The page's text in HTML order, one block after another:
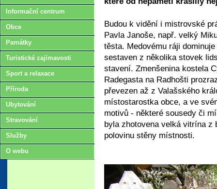
Informační centrum
Obce
Památky
Turistické zajímavosti
Sport a relaxace
Příroda
Ubytování
Stravování
Služby
O webu
Budou k vidění i mistrovské
Pavla Janoše, např. velký
těsta. Medovému ráji
sestaven z několika stovek
stavení. Zmenšenina kostela
Radegasta na Radhošti
převezen až z Valašského
místostarostka obce, a ve
motivů - některé sousedy či
byla zhotovena velká vitrína
polovinu stěny místnosti.